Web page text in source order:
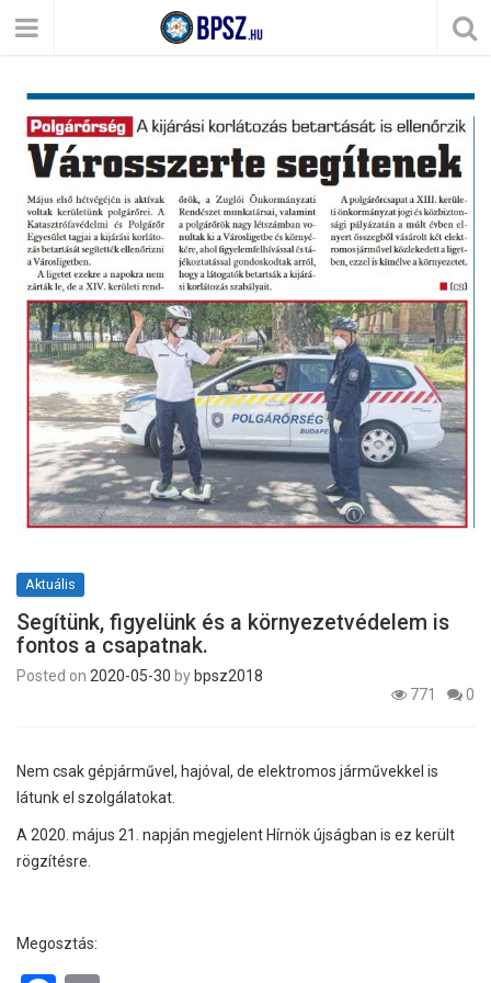
Aktuális
Segítünk, figyelünk és a környezetvédelem is
fontos a csapatnak.
Posted on 2020-05-30 by bpsz2018
771
0
Nem csak gépjárművel, hajóval, de elektromos járművekkel is
látunk el szolgálatokat.
A 2020. május 21. napján megjelent Hírnök újságban is ez került
rögzítésre.
Megosztás: